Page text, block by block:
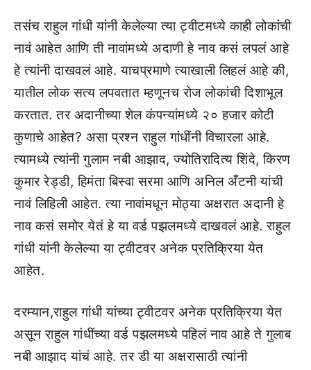
तसंच राहुल गांधी यांनी केलेल्या त्या ट्वीटमध्ये काही लोकांची
नावं आहेत आणि ती नावांमध्ये अदाणी हे नाव कसं लपलं आहे
हे त्यांनी दाखवलं आहे. याचप्रमाणे त्याखाली लिहलं आहे की,
यातील लोक सत्य लपवतात म्हणूनच रोज लोकांची दिशाभूल
करतात. तर अदानीच्या शेल कंपन्यांमध्ये २० हजार कोटी
कुणाचे आहेत? असा प्रश्न राहुल गांधींनी विचारला आहे.
त्यामध्ये त्यांनी गुलाम नबी आझाद, ज्योतिरादित्य शिंदे, किरण
कुमार रेड्डी, हिमंता बिस्वा सरमा आणि अनिल अँटनी यांची
नावं लिहिली आहेत. त्या नावांमधून मोठ्या अक्षरात अदानी हे
नाव कसं समोर येतं हे या वर्ड पझलमध्ये दाखवलं आहे. राहुल
गांधी यांनी केलेल्या या ट्वीटवर अनेक प्रतिक्रिया येत
आहेत.
दरम्यान,राहुल गांधी यांच्या ट्वीटवर अनेक प्रतिक्रिया येत
असून राहुल गांधींच्या वर्ड पझलमध्ये पहिलं नाव आहे ते गुलाब
नबी आझाद यांचं आहे. तर डी या अक्षरासाठी त्यांनी